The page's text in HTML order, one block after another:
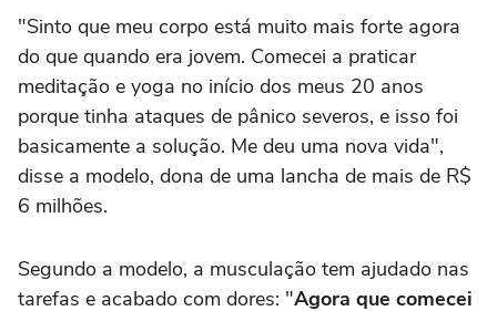
"Sinto que meu corpo está muito mais forte agora
do que quando era jovem. Comecei a praticar
meditação e yoga no início dos meus 20 anos
porque tinha ataques de pânico severos, e isso foi
basicamente a solução. Me deu uma nova vida",
disse a modelo, dona de uma lancha de mais de R$
6 milhões.
Segundo a modelo, a musculação tem ajudado nas
tarefas e acabado com dores: "Agora que comecei